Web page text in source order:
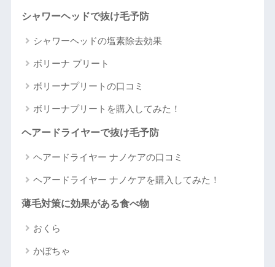
シャワーヘッドで抜け毛予防
シャワーヘッドの塩素除去効果
ボリーナ プリート
ボリーナプリートの口コミ
ボリーナプリートを購入してみた！
ヘアードライヤーで抜け毛予防
ヘアードライヤー ナノケアの口コミ
ヘアードライヤー ナノケアを購入してみた！
薄毛対策に効果がある食べ物
おくら
かぼちゃ